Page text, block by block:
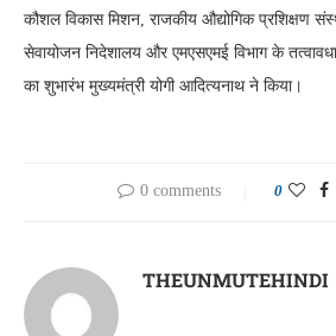
कौशल विकास मिशन, राजकीय औद्योगिक प्रशिक्षण
सेवायोजन निदेशालय और एमएसएमई विभाग के
का शुभारंभ मुख्यमंत्री योगी आदित्यनाथ ने किया।
0 comments 0
THEUNMUTEHINDI